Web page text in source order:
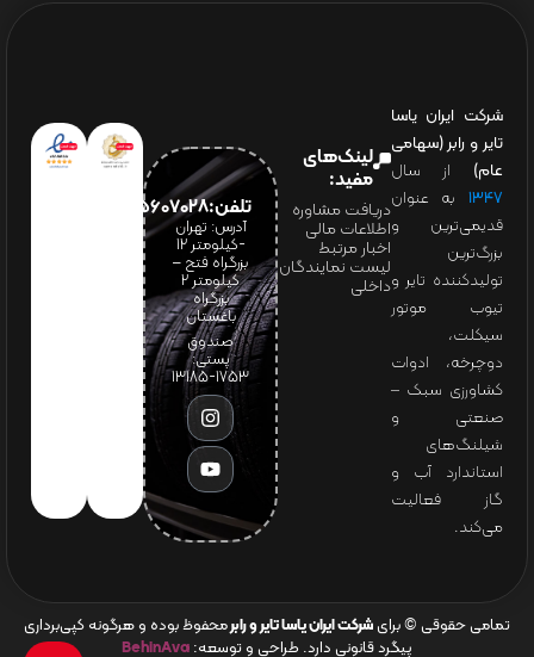
شرکت ایران یاسا
تایر و رابر (سهامی
عام) از سال
۱۳۴۷ به عنوان
قدیمی‌ترین و
بزرگ‌ترین
تولیدکننده تایر و
تیوب موتور
سیکلت،
دوچرخه، ادوات
کشاورزی سبک –
صنعتی و
شیلنگ‌های
استاندارد آب و
گاز فعالیت
می‌کند.
لینک‌های
مفید:
دریافت مشاوره
اطلاعات مالی
اخبار مرتبط
لیست نمایندگان
داخلی
تلفن:65607028(021)
آدرس: تهران
-کیلومتر 12
بزرگراه فتح –
کیلومتر ۲
بزرگراه
باغستان
صندوق
پستی:
1753-13185
تمامی حقوقی © برای شرکت ایران یاسا تایر و رابرمحفوظ بوده و هرگونه کپی‌برداری
پیگرد قانونی دارد. طراحی و توسعه: BehinAva